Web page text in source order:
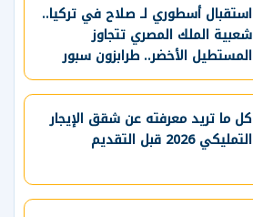
استقبال أسطوري لـ صلاح في تركيا..
شعبية الملك المصري تتجاوز
المستطيل الأخضر.. طرابزون سبور
يسعي لاستعادة لقب الدوري التركي
وتعزيز حظوظه في المنافسات
الأوروبية
كل ما تريد معرفته عن شقق الإيجار
التمليكي 2026 قبل التقديم